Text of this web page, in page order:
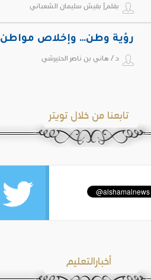
بقلم| بقيش سليمان الشعباني
رؤية وطن… وإخلاص مواطن
د / هاني بن ناصر الحتيرشي
تابعنا من خلال تويتر
أخبارالتعليم